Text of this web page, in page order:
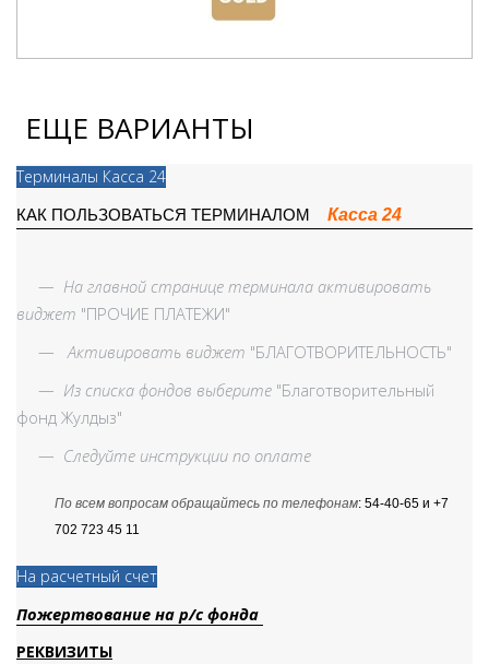
ЕЩЕ ВАРИАНТЫ
Терминалы Касса 24
КАК ПОЛЬЗОВАТЬСЯ ТЕРМИНАЛОМ Касса 24
— На главной странице терминала активировать
виджет "ПРОЧИЕ ПЛАТЕЖИ"
— Активировать виджет "БЛАГОТВОРИТЕЛЬНОСТЬ"
— Из списка фондов выберите "Благотворительный
фонд Жулдыз"
— Следуйте инструкции по оплате
По всем вопросам обращайтесь по телефонам: 54-40-65 и +7
702 723 45 11
На расчетный счет
Пожертвование на р/с фонда
РЕКВИЗИТЫ